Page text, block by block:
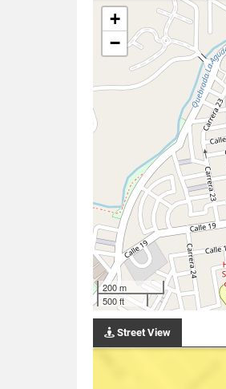
+
−
200 m
500 ft
Street View